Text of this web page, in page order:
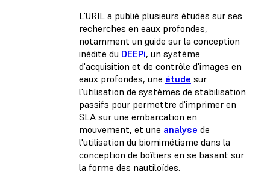
L'URIL a publié plusieurs études sur ses
recherches en eaux profondes,
notamment un guide sur la conception
inédite du DEEPi, un système
d'acquisition et de contrôle d'images en
eaux profondes, une étude sur
l'utilisation de systèmes de stabilisation
passifs pour permettre d'imprimer en
SLA sur une embarcation en
mouvement, et une analyse de
l'utilisation du biomimétisme dans la
conception de boîtiers en se basant sur
la forme des nautiloïdes.